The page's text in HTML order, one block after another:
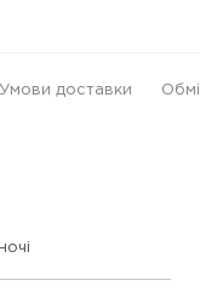
Умови доставки